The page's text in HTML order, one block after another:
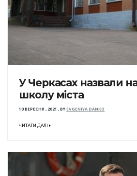
У Черкасах назвали
школу міста
10 ВЕРЕСНЯ , 2021 ,BYEVGENIYA DANKO
ЧИТАТИ ДАЛІ